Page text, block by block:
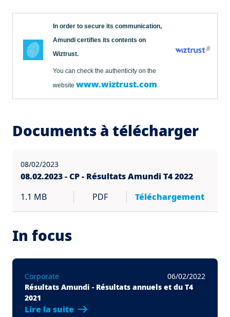
In order to secure its communication,
Amundi certifies its contents on
Wiztrust.
You can check the authenticity on the
website www.wiztrust.com.
Documents à télécharger
08/02/2023
08.02.2023 - CP - Résultats Amundi T4 2022
1.1 MB
PDF Téléchargement
In focus
Corporate
06/02/2022
Résultats Amundi - Résultats annuels et du T4
2021
Lire la suite